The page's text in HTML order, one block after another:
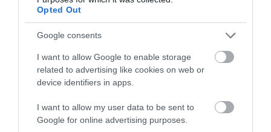
Opted Out
Google consents
I want to allow Google to enable storage
related to advertising like cookies on web or
device identifiers in apps.
I want to allow my user data to be sent to
Google for online advertising purposes.
Értékelések Értékeld Te is
3.2 3 0
2 0